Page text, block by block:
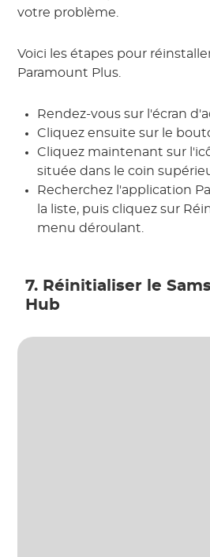
votre problème.
Voici les étapes pour
Paramount Plus.
Rendez-vous sur l'écran
Cliquez ensuite sur le
Cliquez maintenant sur
située dans le coin
Recherchez l'application
la liste, puis cliquez sur
menu déroulant.
7. Réinitialiser le
Hub